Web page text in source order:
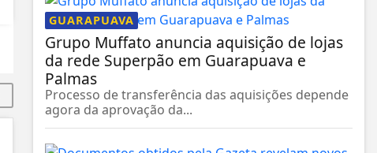
GUARAPUAVA
Grupo Muffato anuncia aquisição de lojas
da rede Superpão em Guarapuava e
Palmas
Processo de transferência das aquisições depende
agora da aprovação da...